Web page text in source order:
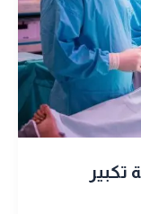
تكبير